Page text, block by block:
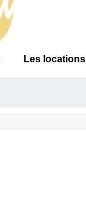
Les locations